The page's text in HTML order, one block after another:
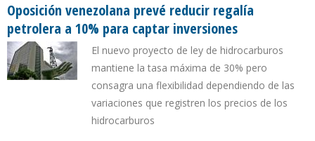
Oposición venezolana prevé reducir regalía
petrolera a 10% para captar inversiones
El nuevo proyecto de ley de hidrocarburos
mantiene la tasa máxima de 30% pero
consagra una flexibilidad dependiendo de las
variaciones que registren los precios de los
hidrocarburos